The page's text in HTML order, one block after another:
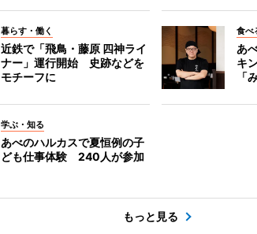
暮らす・働く
近鉄で「飛鳥・藤原 四神ライ
ナー」運行開始 史跡などを
モチーフに
食べ
あ
キ
「
学ぶ・知る
あべのハルカスで夏恒例の子
ども仕事体験 240人が参加
もっと見る